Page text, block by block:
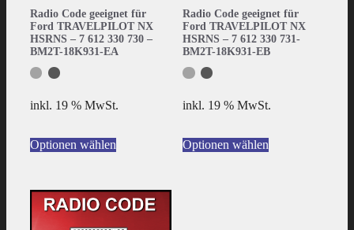
Radio Code geeignet für
Ford TRAVELPILOT NX
HSRNS – 7 612 330 730 –
BM2T-18K931-EA
inkl. 19 % MwSt.
Optionen wählen
Radio Code geeignet für
Ford TRAVELPILOT NX
HSRNS – 7 612 330 731-
BM2T-18K931-EB
inkl. 19 % MwSt.
Optionen wählen